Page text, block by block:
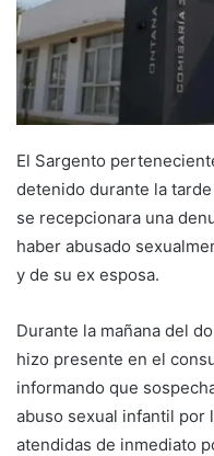
El Sargento
detenido durante la
se recepcionara una
haber abusado
y de su ex esposa.
Durante la mañana del
hizo presente en el
informando que
abuso sexual infantil por
atendidas de inmediato